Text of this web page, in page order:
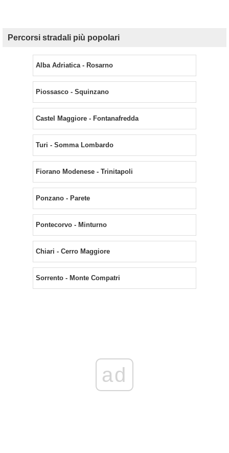
Percorsi stradali più popolari
Alba Adriatica - Rosarno
Piossasco - Squinzano
Castel Maggiore - Fontanafredda
Turi - Somma Lombardo
Fiorano Modenese - Trinitapoli
Ponzano - Parete
Pontecorvo - Minturno
Chiari - Cerro Maggiore
Sorrento - Monte Compatri
ad